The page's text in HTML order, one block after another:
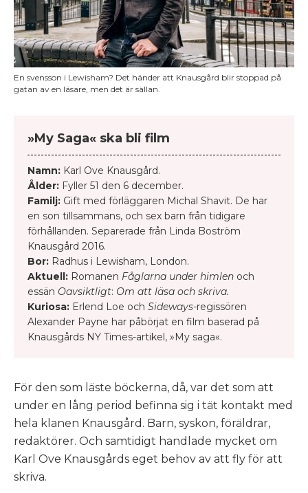
En svensson i Lewisham? Det händer att Knausgård blir stoppad på
gatan av en läsare, men det är sällan.
»My Saga« ska bli film
Namn: Karl Ove Knausgård.
Ålder: Fyller 51 den 6 december.
Familj: Gift med förläggaren Michal Shavit. De har
en son tillsammans, och sex barn från tidigare
förhållanden. Separerade från Linda Boström
Knausgård 2016.
Bor: Radhus i Lewisham, London.
Aktuell: Romanen Fåglarna under himlen och
essän Oavsiktligt: Om att läsa och skriva.
Kuriosa: Erlend Loe och Sideways-regissören
Alexander Payne har påbörjat en film baserad på
Knausgårds NY Times-artikel, »My saga«.
För den som läste böckerna, då, var det som att
under en lång period befinna sig i tät kontakt med
hela klanen Knausgård. Barn, syskon, föräldrar,
redaktörer. Och samtidigt handlade mycket om
Karl Ove Knausgårds eget behov av att fly för att
skriva.